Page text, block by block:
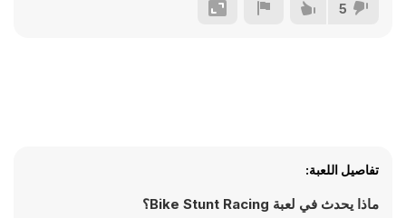
5
تفاصيل اللعبة:
ماذا يحدث في لعبة Bike Stunt Racing؟